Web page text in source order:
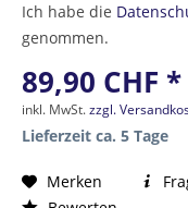
Ich habe die
genommen.
89,90 CHF *
inkl. MwSt.zzgl.
Lieferzeit ca. 5 Tage
Merken